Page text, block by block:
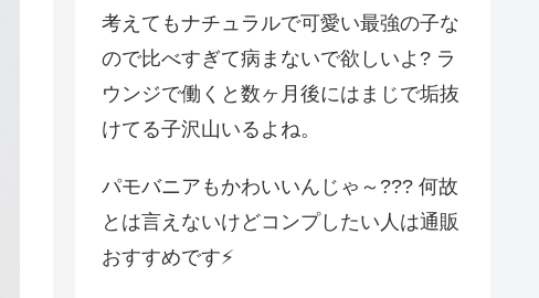
考えてもナチュラルで可愛い最強の子な
ので比べすぎて病まないで欲しいよ? ラ
ウンジで働くと数ヶ月後にはまじで垢抜
けてる子沢山いるよね。
パモバニアもかわいいんじゃ～??? 何故
とは言えないけどコンプしたい人は通販
おすすめです⚡️